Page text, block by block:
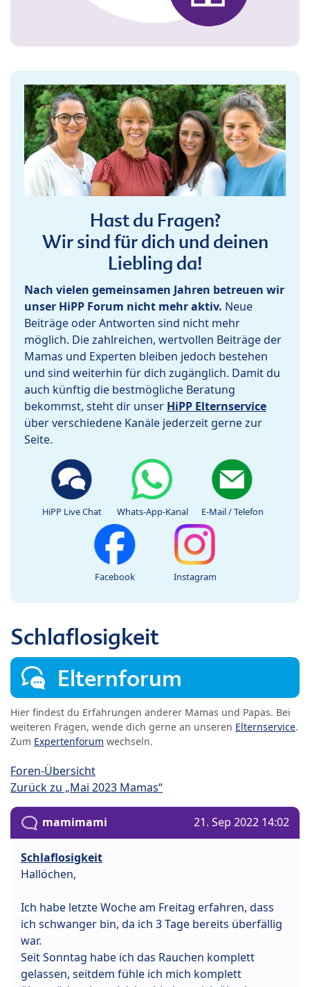
Hast du Fragen?
Wir sind für dich und deinen
Liebling da!
Nach vielen gemeinsamen Jahren betreuen wir
unser HiPP Forum nicht mehr aktiv. Neue
Beiträge oder Antworten sind nicht mehr
möglich. Die zahlreichen, wertvollen Beiträge der
Mamas und Experten bleiben jedoch bestehen
und sind weiterhin für dich zugänglich. Damit du
auch künftig die bestmögliche Beratung
bekommst, steht dir unser HiPP Elternservice
über verschiedene Kanäle jederzeit gerne zur
Seite.
HiPP Live Chat Whats-App-Kanal E-Mail / Telefon
Facebook Instagram
Schlaflosigkeit
Elternforum
Hier findest du Erfahrungen anderer Mamas und Papas. Bei
weiteren Fragen, wende dich gerne an unseren Elternservice.
Zum Expertenforum wechseln.
Foren-Übersicht
Zurück zu „Mai 2023 Mamas“
mamimami 21. Sep 2022 14:02
Schlaflosigkeit
Hallöchen,
Ich habe letzte Woche am Freitag erfahren, dass
ich schwanger bin, da ich 3 Tage bereits überfällig
war.
Seit Sonntag habe ich das Rauchen komplett
gelassen, seitdem fühle ich mich komplett